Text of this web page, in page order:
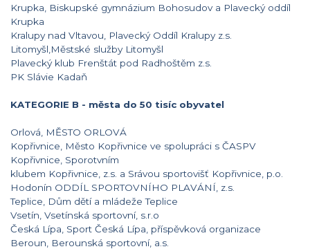
Krupka, Biskupské gymnázium Bohosudov a Plavecký oddíl
Krupka
Kralupy nad Vltavou, Plavecký Oddíl Kralupy z.s.
Litomyšl,Městské služby Litomyšl
Plavecký klub Frenštát pod Radhoštěm z.s.
PK Slávie Kadaň
KATEGORIE B - města do 50 tisíc obyvatel
Orlová, MĚSTO ORLOVÁ
Kopřivnice, Město Kopřivnice ve spolupráci s ČASPV
Kopřivnice, Sporotvním
klubem Kopřivnice, z.s. a Srávou sportovišť Kopřivnice, p.o.
Hodonín ODDÍL SPORTOVNÍHO PLAVÁNÍ, z.s.
Teplice, Dům dětí a mládeže Teplice
Vsetín, Vsetínská sportovní, s.r.o
Česká Lípa, Sport Česká Lípa, příspěvková organizace
Beroun, Berounská sportovní, a.s.